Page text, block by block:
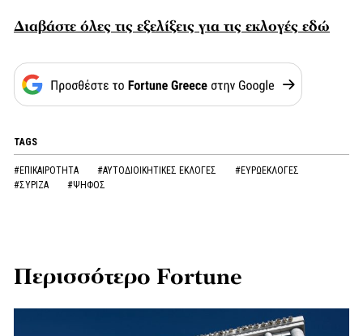
Διαβάστε όλες τις εξελίξεις για τις εκλογές εδώ
TAGS
#ΕΠΙΚΑΙΡΟΤΗΤΑ #ΑΥΤΟΔΙΟΙΚΗΤΙΚΕΣ ΕΚΛΟΓΕΣ
#ΕΥΡΩΕΚΛΟΓΕΣ
#ΣΥΡΙΖΑ
#ΨΗΦΟΣ
Περισσότερο Fortune